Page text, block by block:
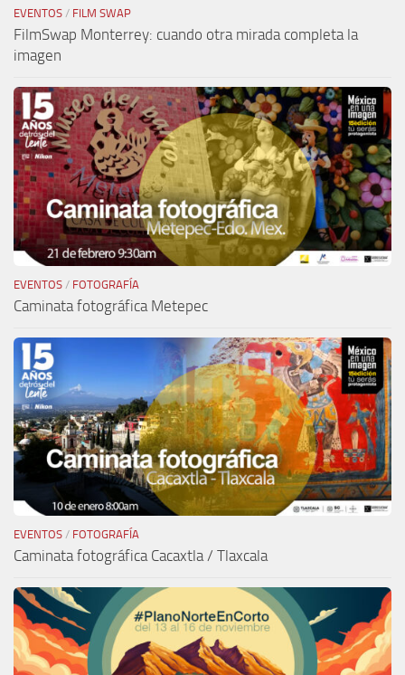
EVENTOS / FILM SWAP
FilmSwap Monterrey: cuando otra mirada completa la
imagen
EVENTOS / FOTOGRAFÍA
Caminata fotográfica Metepec
EVENTOS / FOTOGRAFÍA
Caminata fotográfica Cacaxtla / Tlaxcala